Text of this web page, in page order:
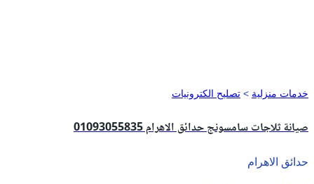
خدمات منزلية > تصليح الكترونيات
صيانة ثلاجات سامسونج حدائق الاهرام 01093055835
حدائق الاهرام